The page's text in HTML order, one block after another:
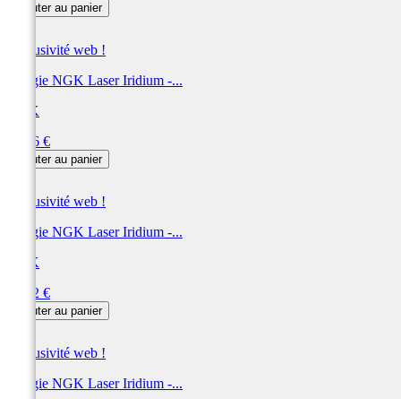
Ajouter au panier
Exclusivité web !
Bougie NGK Laser Iridium -...
NGK
59,16 €
Ajouter au panier
Exclusivité web !
Bougie NGK Laser Iridium -...
NGK
58,92 €
Ajouter au panier
Exclusivité web !
Bougie NGK Laser Iridium -...